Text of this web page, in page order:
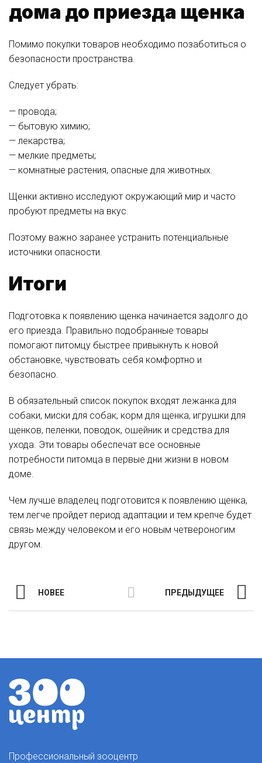
дома до приезда щенка
Помимо покупки товаров необходимо позаботиться о
безопасности пространства.
Следует убрать:
— провода;
— бытовую химию;
— лекарства;
— мелкие предметы;
— комнатные растения, опасные для животных.
Щенки активно исследуют окружающий мир и часто
пробуют предметы на вкус.
Поэтому важно заранее устранить потенциальные
источники опасности.
Итоги
Подготовка к появлению щенка начинается задолго до
его приезда. Правильно подобранные товары
помогают питомцу быстрее привыкнуть к новой
обстановке, чувствовать себя комфортно и
безопасно.
В обязательный список покупок входят лежанка для
собаки, миски для собак, корм для щенка, игрушки для
щенков, пеленки, поводок, ошейник и средства для
ухода. Эти товары обеспечат все основные
потребности питомца в первые дни жизни в новом
доме.
Чем лучше владелец подготовится к появлению щенка,
тем легче пройдет период адаптации и тем крепче будет
связь между человеком и его новым четвероногим
другом.
НОВЕЕ ПРЕДЫДУЩЕЕ
Профессиональный зооцентр